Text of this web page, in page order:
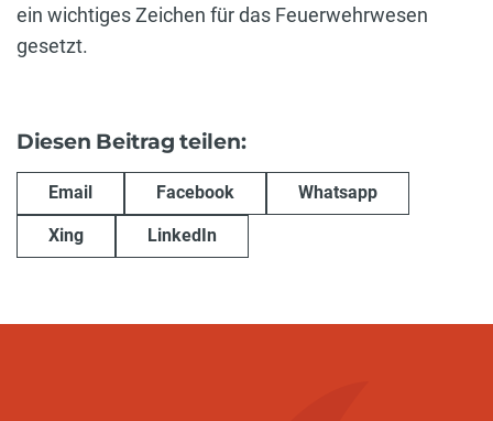
ein wichtiges Zeichen für das Feuerwehrwesen
gesetzt.
Diesen Beitrag teilen:
Email Facebook Whatsapp
Xing LinkedIn